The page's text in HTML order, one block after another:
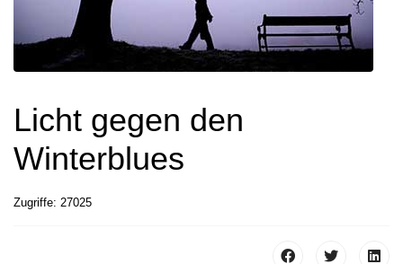
Licht gegen den
Winterblues
Zugriffe: 27025